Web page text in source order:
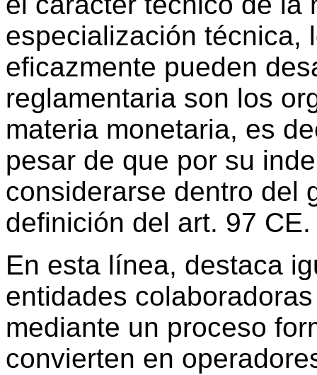
especialización técnica,
eficazmente pueden
reglamentaria son los
materia monetaria, es
pesar de que por su
considerarse dentro del
definición del art. 97 CE.
En esta línea, destaca
entidades
mediante un proceso
convierten en